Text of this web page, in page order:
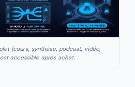
(cours, synthèse, podcast, vidéo,
accessible après achat.